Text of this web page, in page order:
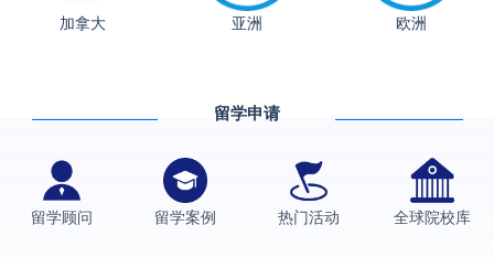
加拿大 亚洲 欧洲
留学申请
留学顾问 留学案例 热门活动 全球院校库
格拉斯哥大学国际商务硕士录取案例
伯明翰大学数字媒体与创意产业硕士录取案例